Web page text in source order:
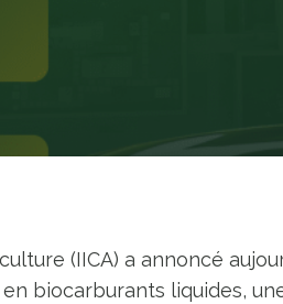
(IICA) a annoncé
biocarburants liquides,